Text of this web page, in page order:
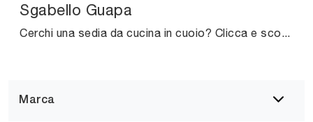
Marca
Sgabello Guapa
Cerchi una sedia da cucina in cuoio? Clicca e scopri il modello Sgabello Guapa di Midj per completare i tuoi locali ottimamente.